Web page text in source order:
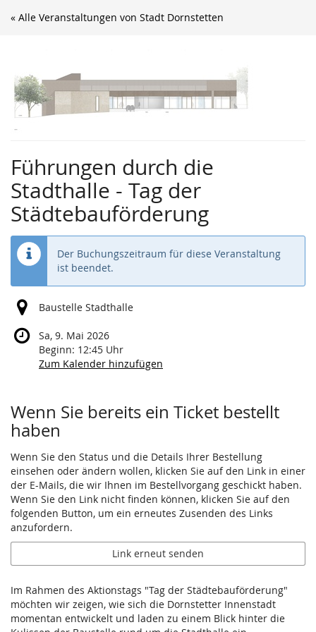
Zum
« Alle Veranstaltungen von Stadt Dornstetten
Führungen durch die
Stadthalle - Tag der
Städtebauförderung
Der Buchungszeitraum für diese Veranstaltung
ist beendet.
Baustelle Stadthalle
Sa, 9. Mai 2026
Beginn: 12:45 Uhr
Zum Kalender hinzufügen
Wenn Sie bereits ein Ticket bestellt
haben
Wenn Sie den Status und die Details Ihrer Bestellung
einsehen oder ändern wollen, klicken Sie auf den Link in einer
der E-Mails, die wir Ihnen im Bestellvorgang geschickt haben.
Wenn Sie den Link nicht finden können, klicken Sie auf den
folgenden Button, um ein erneutes Zusenden des Links
anzufordern.
Link erneut senden
Im Rahmen des Aktionstags "Tag der Städtebauförderung"
möchten wir zeigen, wie sich die Dornstetter Innenstadt
momentan entwickelt und laden zu einem Blick hinter die